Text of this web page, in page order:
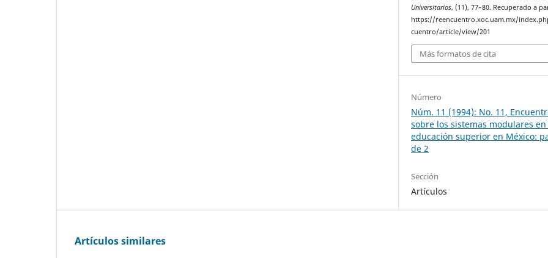
Universitarios, (11), 77–80. Recuperado a
https://reencuentro.xoc.uam.mx/
cuentro/article/view/201
Más formatos de cita
Número
Núm. 11 (1994): No. 11,
sobre los sistemas modulares en
educación superior en México:
de 2
Sección
Artículos
Artículos similares